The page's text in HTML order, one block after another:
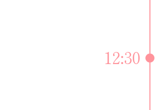
12:30